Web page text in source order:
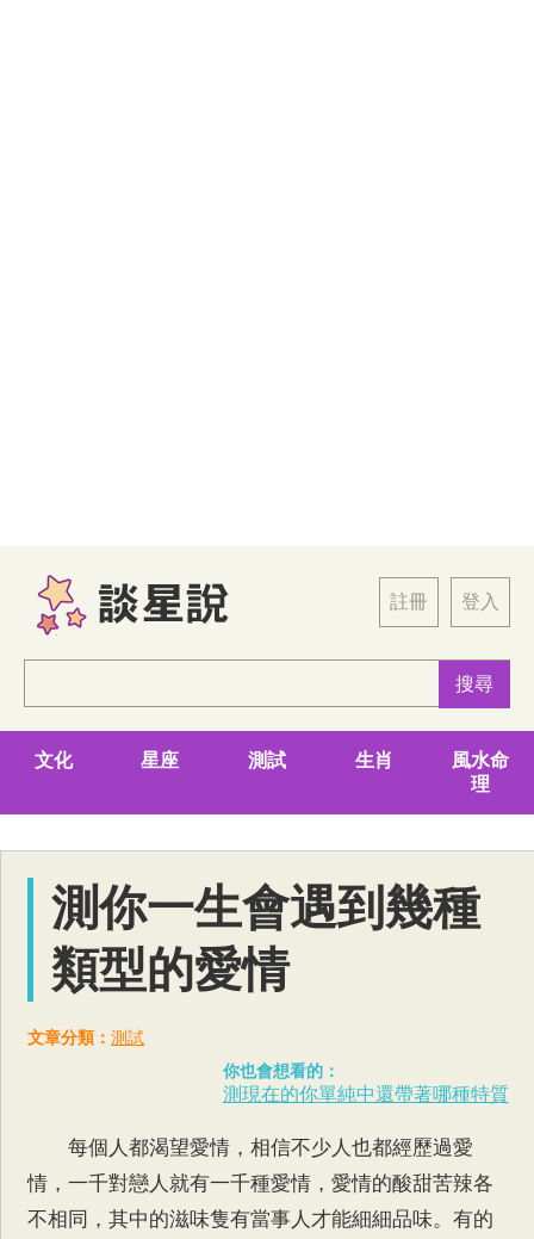
註冊 登入
文化 星座 測試 生肖
風水命
理
測你一生會遇到幾種
類型的愛情
文章分類：測試
你也會想看的：
測現在的你單純中還帶著哪種特質
每個人都渴望愛情，相信不少人也都經歷過愛
情，一千對戀人就有一千種愛情，愛情的酸甜苦辣各
不相同，其中的滋味隻有當事人才能細細品味。有的